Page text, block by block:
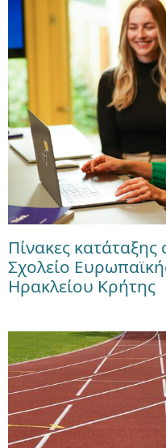
Πίνακες
Σχολείο
Ηρακλείου Κρήτης